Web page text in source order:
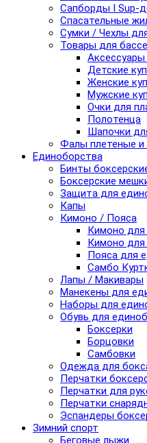
Сапборды I Sup-
Спасательные
Сумки / Чехлы
Товары для
Аксессуары
Детские
Женские
Мужские
Очки для
Полотенца
Шапочки
Фалы плетеные и
Единоборства
Бинты
Боксерские
Защита для
Капы
Кимоно / Пояса
Кимоно
Кимоно для
Пояса для
Самбо
Лапы / Макивары
Манекены для
Наборы для
Обувь для
Боксерки
Борцовки
Самбовки
Одежда для
Перчатки
Перчатки для
Перчатки
Эспандеры
Зимний спорт
Беговые лыжи